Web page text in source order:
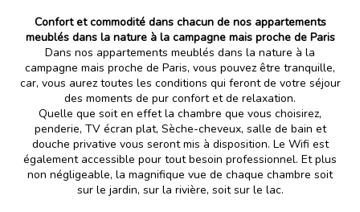
Confort et commodité dans chacun de nos appartements
meublés dans la nature à la campagne mais proche de Paris
Dans nos appartements meublés dans la nature à la
campagne mais proche de Paris, vous pouvez être tranquille,
car, vous aurez toutes les conditions qui feront de votre séjour
des moments de pur confort et de relaxation.
Quelle que soit en effet la chambre que vous choisirez,
penderie, TV écran plat, Sèche-cheveux, salle de bain et
douche privative vous seront mis à disposition. Le Wifi est
également accessible pour tout besoin professionnel. Et plus
non négligeable, la magnifique vue de chaque chambre soit
sur le jardin, sur la rivière, soit sur le lac.